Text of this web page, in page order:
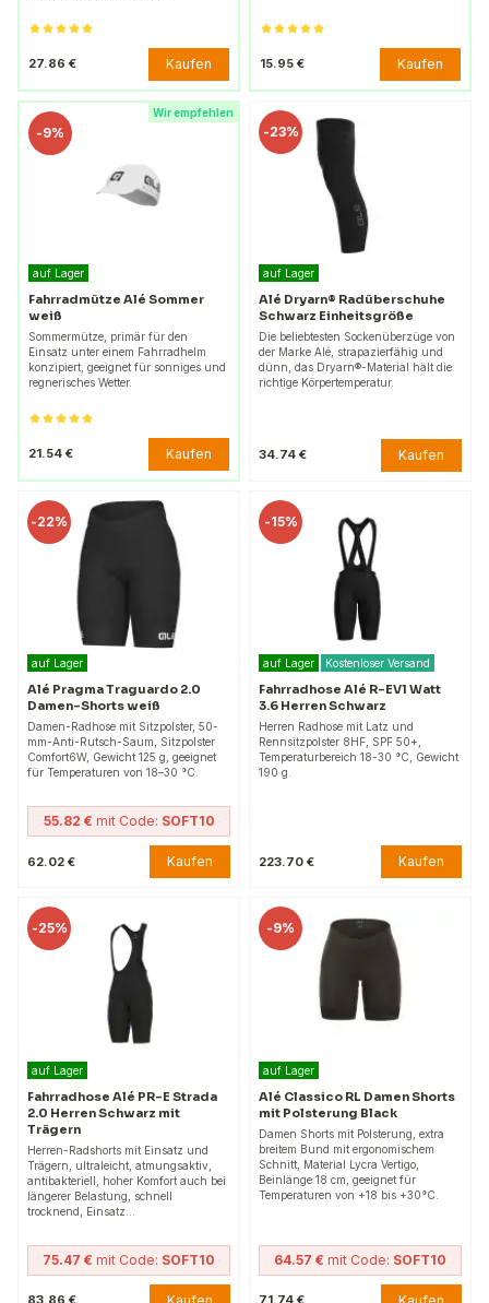
27.86 € Kaufen 15.95 € Kaufen
Wir empfehlen
-9%
auf Lager
Fahrradmütze Alé Sommer
weiß
Sommermütze, primär für den
Einsatz unter einem Fahrradhelm
konzipiert, geeignet für sonniges und
regnerisches Wetter.
21.54 € Kaufen
-23%
auf Lager
Alé Dryarn® Radüberschuhe
Schwarz Einheitsgröße
Die beliebtesten Sockenüberzüge von
der Marke Alé, strapazierfähig und
dünn, das Dryarn®-Material hält die
richtige Körpertemperatur.
34.74 € Kaufen
-22%
auf Lager
Alé Pragma Traguardo 2.0
Damen-Shorts weiß
Damen-Radhose mit Sitzpolster, 50-
mm-Anti-Rutsch-Saum, Sitzpolster
Comfort6W, Gewicht 125 g, geeignet
für Temperaturen von 18–30 °C.
55.82 € mit Code: SOFT10
62.02 € Kaufen
-15%
auf Lager Kostenloser Versand
Fahrradhose Alé R-EV1 Watt
3.6 Herren Schwarz
Herren Radhose mit Latz und
Rennsitzpolster 8HF, SPF 50+,
Temperaturbereich 18-30 °C, Gewicht
190 g.
223.70 € Kaufen
-25%
auf Lager
Fahrradhose Alé PR-E Strada
2.0 Herren Schwarz mit
Trägern
Herren-Radshorts mit Einsatz und
Trägern, ultraleicht, atmungsaktiv,
antibakteriell, hoher Komfort auch bei
längerer Belastung, schnell
trocknend, Einsatz…
75.47 € mit Code: SOFT10
83.86 €
-9%
auf Lager
Alé Classico RL Damen Shorts
mit Polsterung Black
Damen Shorts mit Polsterung, extra
breitem Bund mit ergonomischem
Schnitt, Material Lycra Vertigo,
Beinlänge 18 cm, geeignet für
Temperaturen von +18 bis +30°C.
64.57 € mit Code: SOFT10
71.74 €